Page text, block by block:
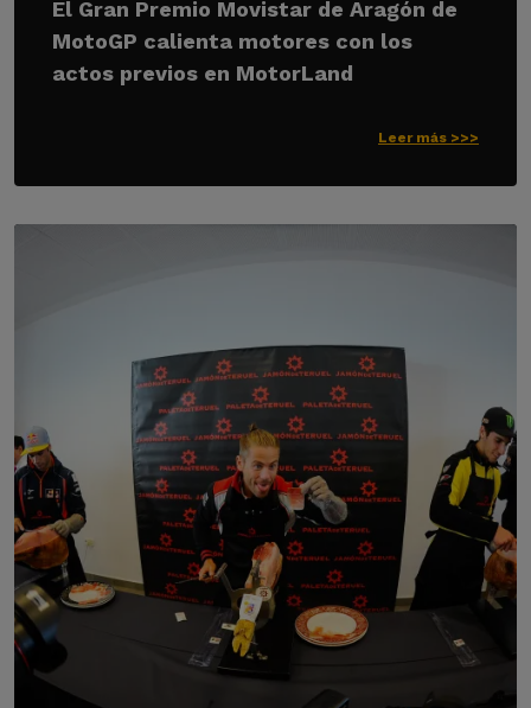
El Gran Premio Movistar de Aragón de
MotoGP calienta motores con los
actos previos en MotorLand
Leer más >>>